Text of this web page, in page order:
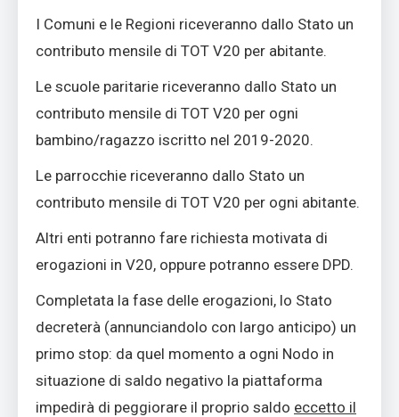
I Comuni e le Regioni riceveranno dallo Stato un
contributo mensile di TOT V20 per abitante.
Le scuole paritarie riceveranno dallo Stato un
contributo mensile di TOT V20 per ogni
bambino/ragazzo iscritto nel 2019-2020.
Le parrocchie riceveranno dallo Stato un
contributo mensile di TOT V20 per ogni abitante.
Altri enti potranno fare richiesta motivata di
erogazioni in V20, oppure potranno essere DPD.
Completata la fase delle erogazioni, lo Stato
decreterà (annunciandolo con largo anticipo) un
primo stop: da quel momento a ogni Nodo in
situazione di saldo negativo la piattaforma
impedirà di peggiorare il proprio saldo eccetto il